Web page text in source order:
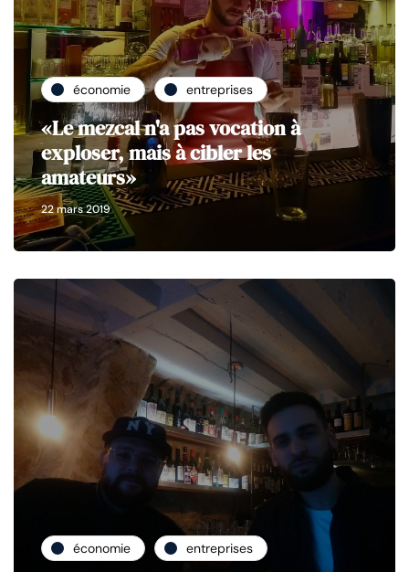
économie entreprises
«Le mezcal n'a pas vocation à
exploser, mais à cibler les
amateurs»
22 mars 2019
économie entreprises